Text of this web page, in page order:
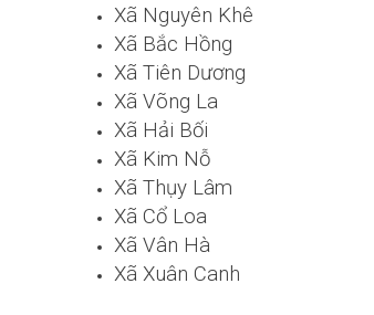
Xã Nguyên Khê
Xã Bắc Hồng
Xã Tiên Dương
Xã Võng La
Xã Hải Bối
Xã Kim Nỗ
Xã Thụy Lâm
Xã Cổ Loa
Xã Vân Hà
Xã Xuân Canh